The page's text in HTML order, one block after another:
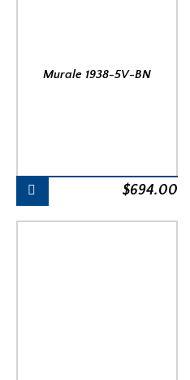
Murale 1938-5V-BN
$694.00